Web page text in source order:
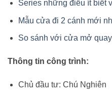
Series những điều ít biết
Mẫu cửa đi 2 cánh mới
So sánh với cửa mở
Thông tin công trình:
Chủ đầu tư: Chú Nghiên